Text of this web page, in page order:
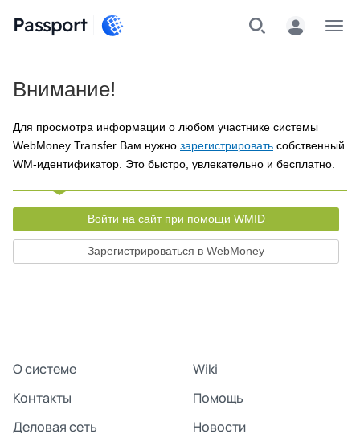
Passport
Внимание!
Для просмотра информации о любом участнике системы
WebMoney Transfer Вам нужно зарегистрировать собственный
WM-идентификатор. Это быстро, увлекательно и бесплатно.
Войти на сайт при помощи WMID
Зарегистрироваться в WebMoney
О системе
Wiki
Контакты
Помощь
Деловая сеть
Новости